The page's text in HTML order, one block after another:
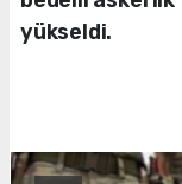
yükseldi.